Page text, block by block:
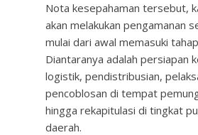
Nota kesepahaman tersebut,
akan melakukan pengamanan
mulai dari awal memasuki
Diantaranya adalah persiapan
logistik, pendistribusian,
pencoblosan di tempat
hingga rekapitulasi di tingkat
daerah.